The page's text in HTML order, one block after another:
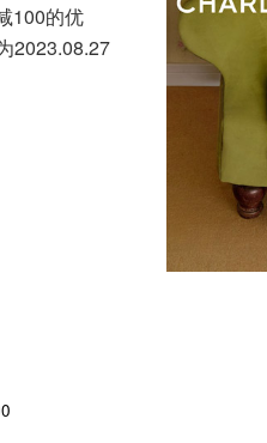
100的优
2023.08.27